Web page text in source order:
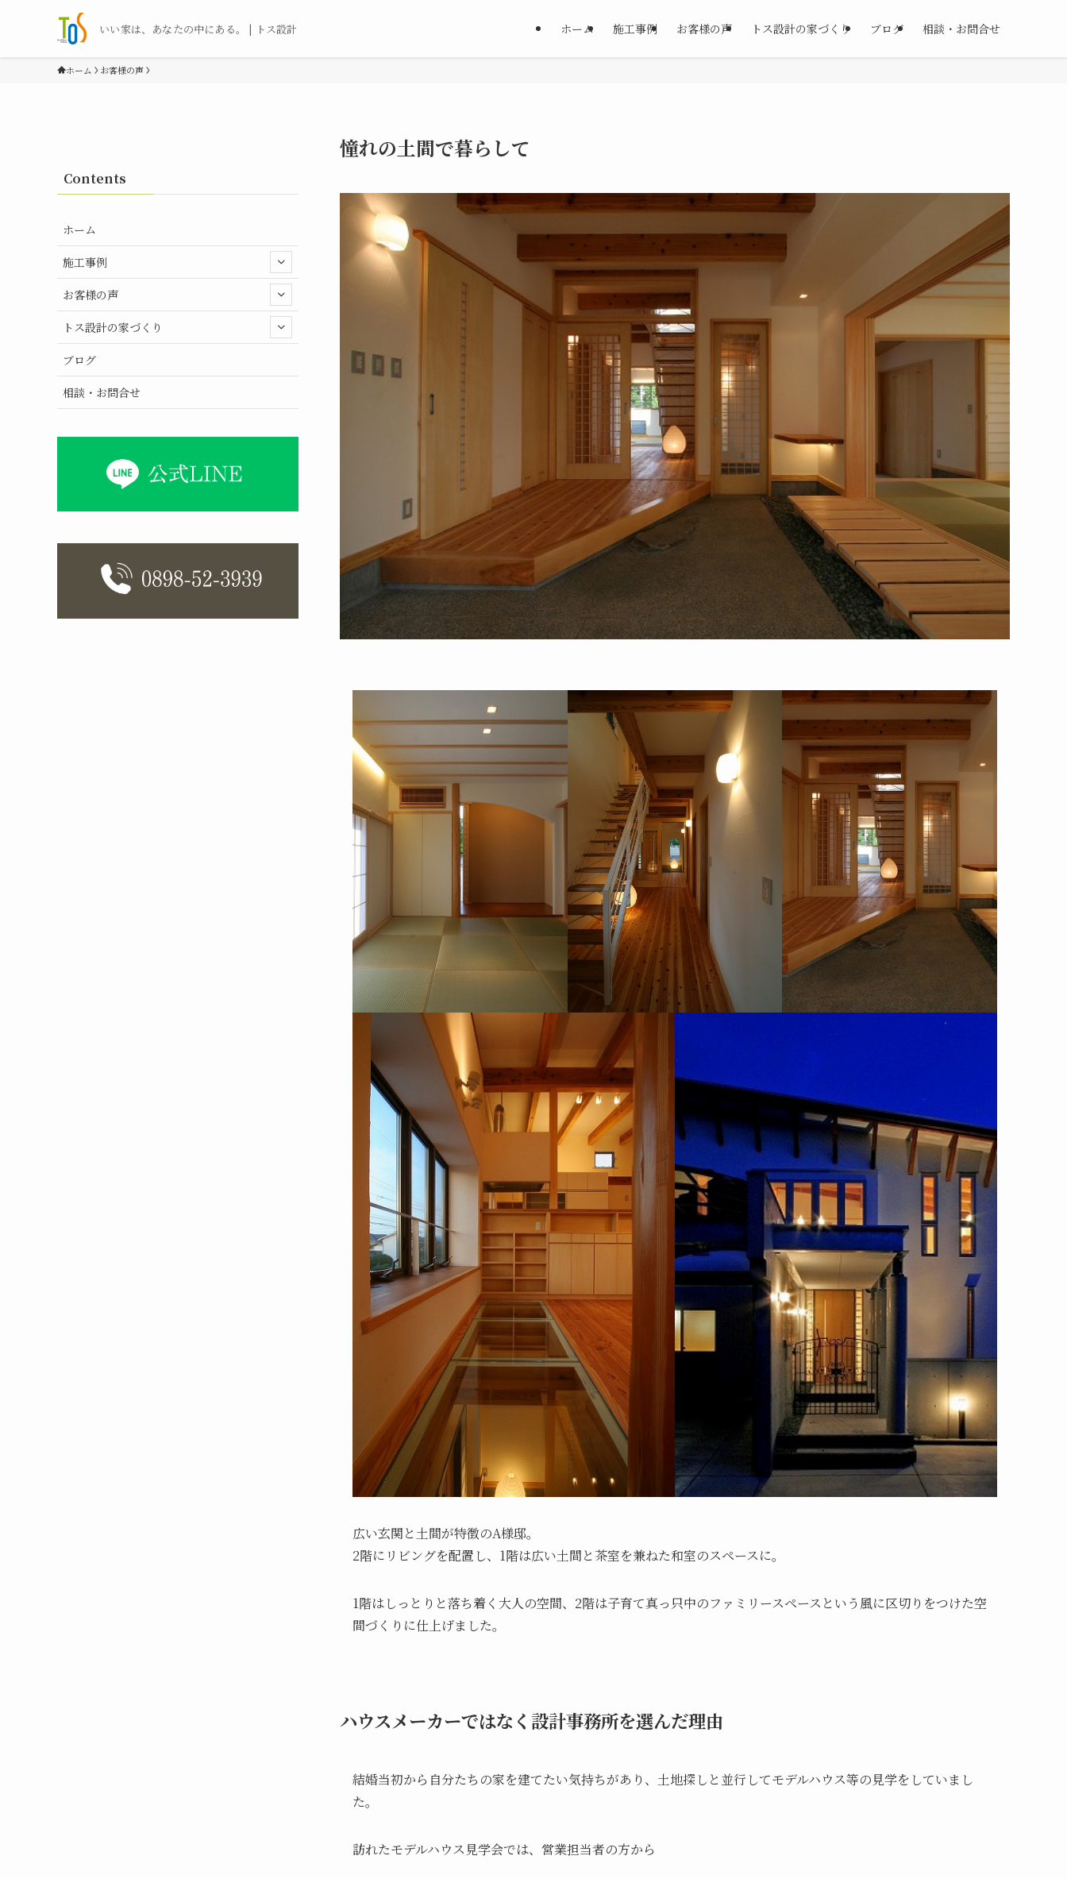
いい家は、あなたの中にある。 | トス設計 ホーム 施工事例 お客様の声 トス設計の家づくり ブログ 相談・お問合せ
ホーム お客様の声
憧れの土間で暮らして
広い玄関と土間が特徴のA様邸。
2階にリビングを配置し、1階は広い土間と茶室を兼ねた和室のスペースに。
1階はしっとりと落ち着く大人の空間、2階は子育て真っ只中のファミリースペースという風に区切りをつけた空
間づくりに仕上げました。
ハウスメーカーではなく設計事務所を選んだ理由
結婚当初から自分たちの家を建てたい気持ちがあり、土地探しと並行してモデルハウス等の見学をしていまし
た。
訪れたモデルハウス見学会では、営業担当者の方から
Contents
ホーム
施工事例
お客様の声
トス設計の家づくり
ブログ
相談・お問合せ